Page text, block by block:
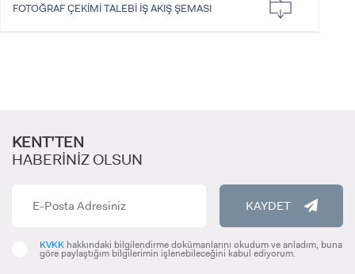
STUDENT
FOTOĞRAF ÇEKİMİ TALEBİ İŞ AKIŞ ŞEMASI
KENT’TEN
HABERİNİZ OLSUN
KAYDET
KVKK hakkındaki bilgilendirme dokümanlarını okudum ve anladım, buna
göre paylaştığım bilgilerimin işlenebileceğini kabul ediyorum.